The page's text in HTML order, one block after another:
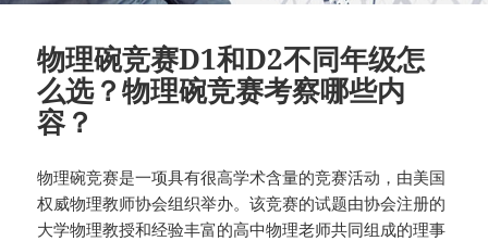
物理碗竞赛D1和D2不同年级怎
么选？物理碗竞赛考察哪些内
容？
物理碗竞赛是一项具有很高学术含量的竞赛活动，由美国
权威物理教师协会组织举办。该竞赛的试题由协会注册的
大学物理教授和经验丰富的高中物理老师共同组成的理事